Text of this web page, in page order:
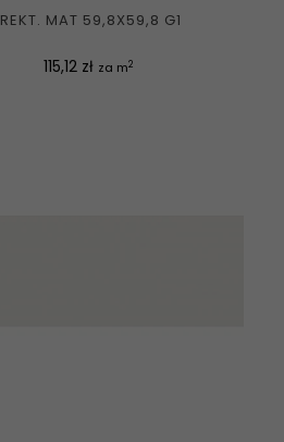
REKT. MAT 59,8X59,8 G1
Cena
115,12 zł za m2